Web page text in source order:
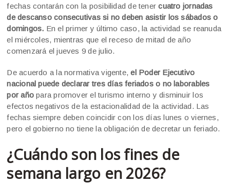
fechas contarán con la posibilidad de tenercuatro jornadas
de descanso consecutivas si no deben asistir los sábados o
domingos. En el primer y último caso, la actividad se reanuda
el miércoles, mientras que el receso de mitad de año
comenzará el jueves 9 de julio.
De acuerdo a la normativa vigente,el Poder Ejecutivo
nacional puede declarar tres días feriados o no laborables
por año para promover el turismo interno y disminuir los
efectos negativos de la estacionalidad de la actividad. Las
fechas siempre deben coincidir con los días lunes o viernes,
pero el gobierno no tiene la obligación de decretar un feriado.
¿Cuándo son los fines de
semana largo en 2026?